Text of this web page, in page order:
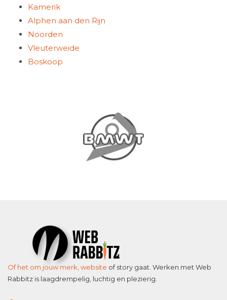
Kamerik
Alphen aan den Rijn
Noorden
Vleuterweide
Boskoop
Of het om jouw merk, website of story gaat. Werken met Web
Rabbitz is laagdrempelig, luchtig en plezierig.